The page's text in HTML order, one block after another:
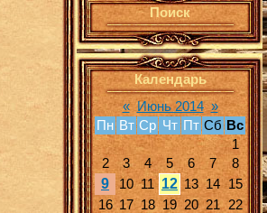
Поиск
Календарь
« Июнь 2014 »
Пн Вт Ср Чт Пт Сб Вс
1
2
3 4 5 6 7 8
9 10 11 12 13 14
15
16 17 18 19 20 21 22